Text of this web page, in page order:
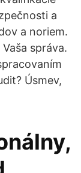
a
a noriem.
správa.
Úsmev,